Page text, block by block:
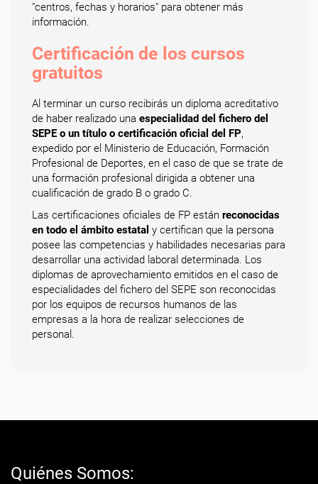
"centros, fechas y horarios" para obtener más
información.
Certificación de los cursos
gratuitos
Al terminar un curso recibirás un diploma acreditativo
de haber realizado una especialidad del fichero del
SEPE o un título o certificación oficial del FP,
expedido por el Ministerio de Educación, Formación
Profesional de Deportes, en el caso de que se trate de
una formación profesional dirigida a obtener una
cualificación de grado B o grado C.
Las certificaciones oficiales de FP están reconocidas
en todo el ámbito estatal y certifican que la persona
posee las competencias y habilidades necesarias para
desarrollar una actividad laboral determinada. Los
diplomas de aprovechamiento emitidos en el caso de
especialidades del fichero del SEPE son reconocidas
por los equipos de recursos humanos de las
empresas a la hora de realizar selecciones de
personal.
Quiénes Somos: